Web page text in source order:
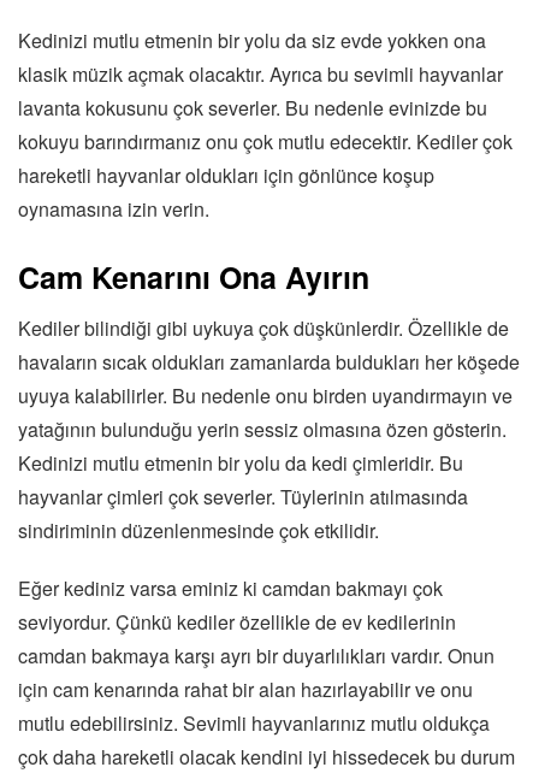
Kedinizi mutlu etmenin bir yolu da siz evde yokken ona
klasik müzik açmak olacaktır. Ayrıca bu sevimli hayvanlar
lavanta kokusunu çok severler. Bu nedenle evinizde bu
kokuyu barındırmanız onu çok mutlu edecektir. Kediler çok
hareketli hayvanlar oldukları için gönlünce koşup
oynamasına izin verin.
Cam Kenarını Ona Ayırın
Kediler bilindiği gibi uykuya çok düşkünlerdir. Özellikle de
havaların sıcak oldukları zamanlarda buldukları her köşede
uyuya kalabilirler. Bu nedenle onu birden uyandırmayın ve
yatağının bulunduğu yerin sessiz olmasına özen gösterin.
Kedinizi mutlu etmenin bir yolu da kedi çimleridir. Bu
hayvanlar çimleri çok severler. Tüylerinin atılmasında
sindiriminin düzenlenmesinde çok etkilidir.
Eğer kediniz varsa eminiz ki camdan bakmayı çok
seviyordur. Çünkü kediler özellikle de ev kedilerinin
camdan bakmaya karşı ayrı bir duyarlılıkları vardır. Onun
için cam kenarında rahat bir alan hazırlayabilir ve onu
mutlu edebilirsiniz. Sevimli hayvanlarınız mutlu oldukça
çok daha hareketli olacak kendini iyi hissedecek bu durum